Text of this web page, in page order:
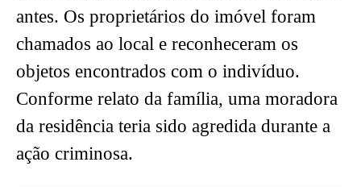
antes. Os proprietários do imóvel foram
chamados ao local e reconheceram os
objetos encontrados com o indivíduo.
Conforme relato da família, uma moradora
da residência teria sido agredida durante a
ação criminosa.